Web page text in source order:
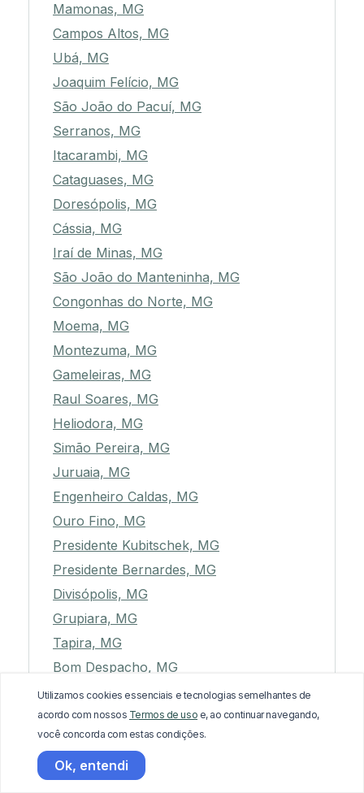
Mamonas, MG
Campos Altos, MG
Ubá, MG
Joaquim Felício, MG
São João do Pacuí, MG
Serranos, MG
Itacarambi, MG
Cataguases, MG
Doresópolis, MG
Cássia, MG
Iraí de Minas, MG
São João do Manteninha, MG
Congonhas do Norte, MG
Moema, MG
Montezuma, MG
Gameleiras, MG
Raul Soares, MG
Heliodora, MG
Simão Pereira, MG
Juruaia, MG
Engenheiro Caldas, MG
Ouro Fino, MG
Presidente Kubitschek, MG
Presidente Bernardes, MG
Divisópolis, MG
Grupiara, MG
Tapira, MG
Bom Despacho, MG
Moeda, MG
Alto Jequitibá, MG
Pavão, MG
Lamim, MG
Utilizamos cookies essenciais e tecnologias semelhantes de
acordo com nossos Termos de uso e, ao continuar navegando,
você concorda com estas condições.
Ok, entendi